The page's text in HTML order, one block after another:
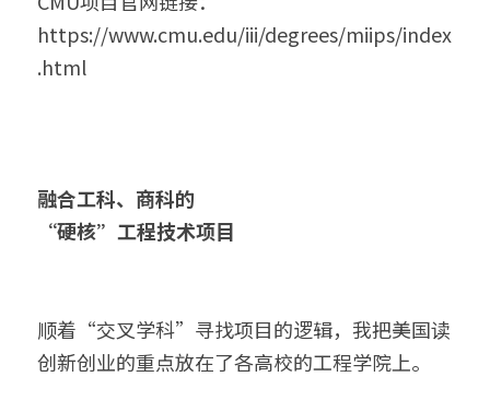
https://www.cmu.edu/iii/degrees/miips/index
.html
融合工科、商科的
“硬核”工程技术项目
顺着“交叉学科”寻找项目的逻辑，我把美国读
创新创业的重点放在了各高校的工程学院上。